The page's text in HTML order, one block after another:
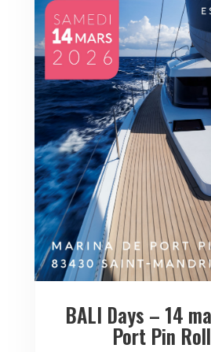
BALI Days – 14
Port Pin